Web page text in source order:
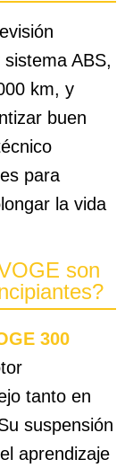
ABS,
km, y
buen
para
la vida
son
300
tanto en
suspensión
aprendizaje